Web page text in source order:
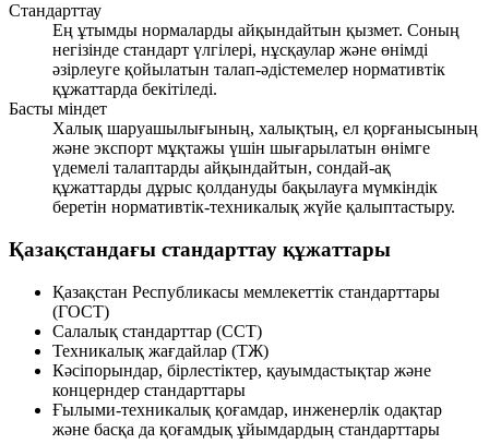
Стандарттау
Ең ұтымды нормаларды айқындайтын қызмет. Соның
негізінде стандарт үлгілері, нұсқаулар және өнімді
әзірлеуге қойылатын талап-әдістемелер нормативтік
құжаттарда бекітіледі.
Басты міндет
Халық шаруашылығының, халықтың, ел қорғанысының
және экспорт мұқтажы үшін шығарылатын өнімге
үдемелі талаптарды айқындайтын, сондай-ақ
құжаттарды дұрыс қолдануды бақылауға мүмкіндік
беретін нормативтік-техникалық жүйе қалыптастыру.
Қазақстандағы стандарттау құжаттары
Қазақстан Республикасы мемлекеттік стандарттары
(ГОСТ)
Салалық стандарттар (ССТ)
Техникалық жағдайлар (ТЖ)
Кәсіпорындар, бірлестіктер, қауымдастықтар және
концерндер стандарттары
Ғылыми-техникалық қоғамдар, инженерлік одақтар
және басқа да қоғамдық ұйымдардың стандарттары